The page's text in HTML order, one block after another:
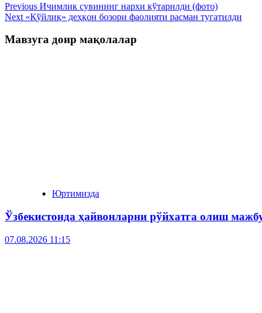
Previous Ичимлик сувининг нархи кўтарилди (фото)
Next «Қўйлиқ» деҳқон бозори фаолияти расман тугатилди
Мавзуга доир мақолалар
Юртимизда
Ўзбекистонда ҳайвонларни рўйхатга олиш
07.08.2026 11:15